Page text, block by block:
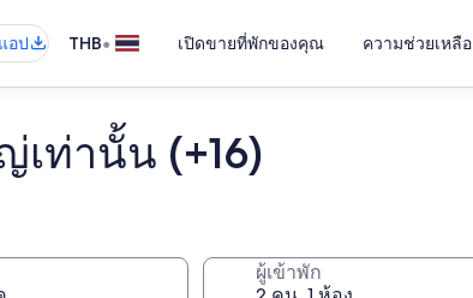
อป THB• เปิดขายที่พักของคุณ ความช่วยเหลือ
เท่านั้น (+16)
ผู้เข้าพัก